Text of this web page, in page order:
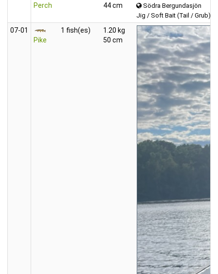
Perch
44 cm
Södra Bergundasjön
Jig / Soft Bait (Tail / Grub)
07‑01
Pike
1 fish(es)
1.20 kg
50 cm